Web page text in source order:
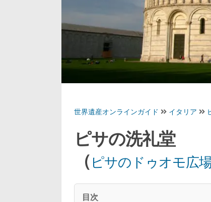
世界遺産オンラインガイド イタリア
ピサの洗礼堂
（ ピサのドゥオモ広
目次